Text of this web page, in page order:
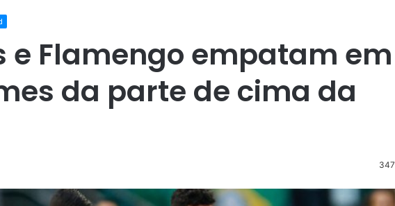
e Flamengo empatam em
da parte de cima da
347